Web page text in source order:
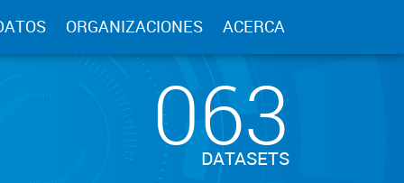
ORGANIZACIONES ACERCA
063
DATASETS